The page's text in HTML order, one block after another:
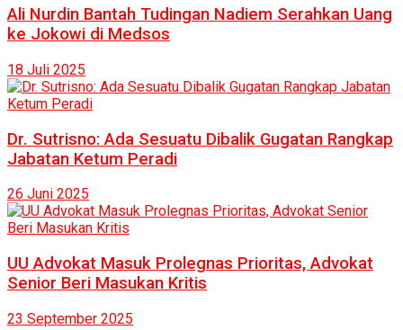
Ali Nurdin Bantah Tudingan Nadiem Serahkan Uang
ke Jokowi di Medsos
18 Juli 2025
Dr. Sutrisno: Ada Sesuatu Dibalik Gugatan Rangkap
Jabatan Ketum Peradi
26 Juni 2025
UU Advokat Masuk Prolegnas Prioritas, Advokat
Senior Beri Masukan Kritis
23 September 2025